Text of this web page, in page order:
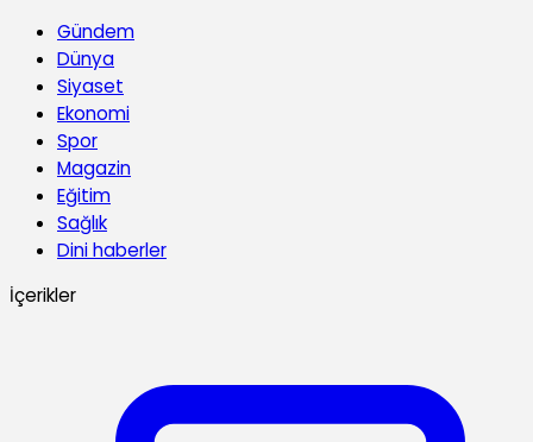
Gündem
Dünya
Siyaset
Ekonomi
Spor
Magazin
Eğitim
Sağlık
Dini haberler
İçerikler